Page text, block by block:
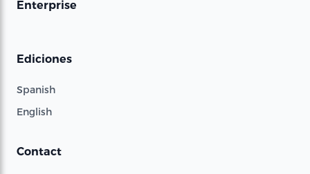
Enterprise
Ediciones
Spanish
English
Contact